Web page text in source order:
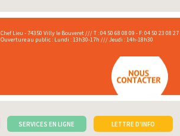
Chef Lieu - 74350 Villy le Bouveret /// T : 04 50 68 08 09 - F: 04 50 23 08 27
Ouverture au public : Lundi : 13h30-17h /// Jeudi : 14h-18h30
SERVICES EN LIGNE LETTRE D'INFO